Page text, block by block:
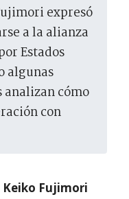
a la alianza
Estados
algunas
analizan cómo
con
Keiko Fujimori